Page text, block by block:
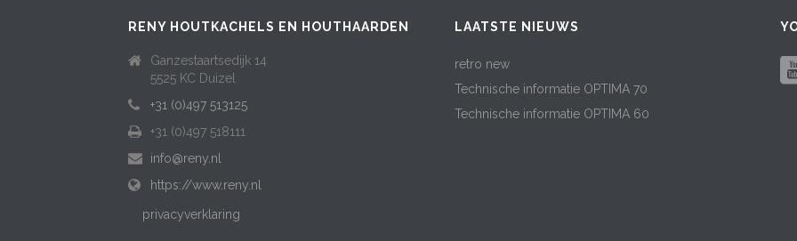
RENY HOUTKACHELS EN HOUTHAARDEN
Ganzestaartsedijk 14
5525 KC Duizel
+31 (0)497 513125
+31 (0)497 518111
info@reny.nl
https://www.reny.nl
privacyverklaring
LAATSTE NIEUWS
retro new
Technische informatie OPTIMA 70
Technische informatie OPTIMA 60